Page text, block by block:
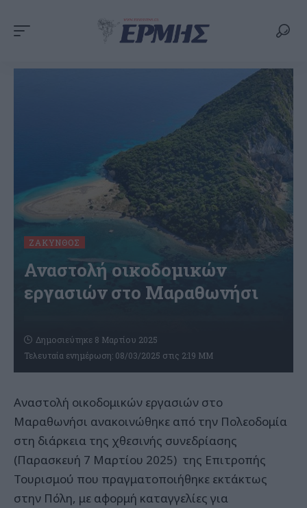
ΖΆΚΥΝΘΟΣ
Αναστολή οικοδομικών
εργασιών στο Μαραθωνήσι
Τελευταία ενημέρωση: 08/03/2025 στις 2:19 ΜΜ
Δημοσιεύτηκε 8 Μαρτίου 2025
Αναστολή οικοδομικών εργασιών στο
Μαραθωνήσι ανακοινώθηκε από την Πολεοδομία
στη διάρκεια της χθεσινής συνεδρίασης
(Παρασκευή 7 Μαρτίου 2025) της Επιτροπής
Τουρισμού που πραγματοποιήθηκε εκτάκτως
στην Πόλη, με αφορμή καταγγελίες για